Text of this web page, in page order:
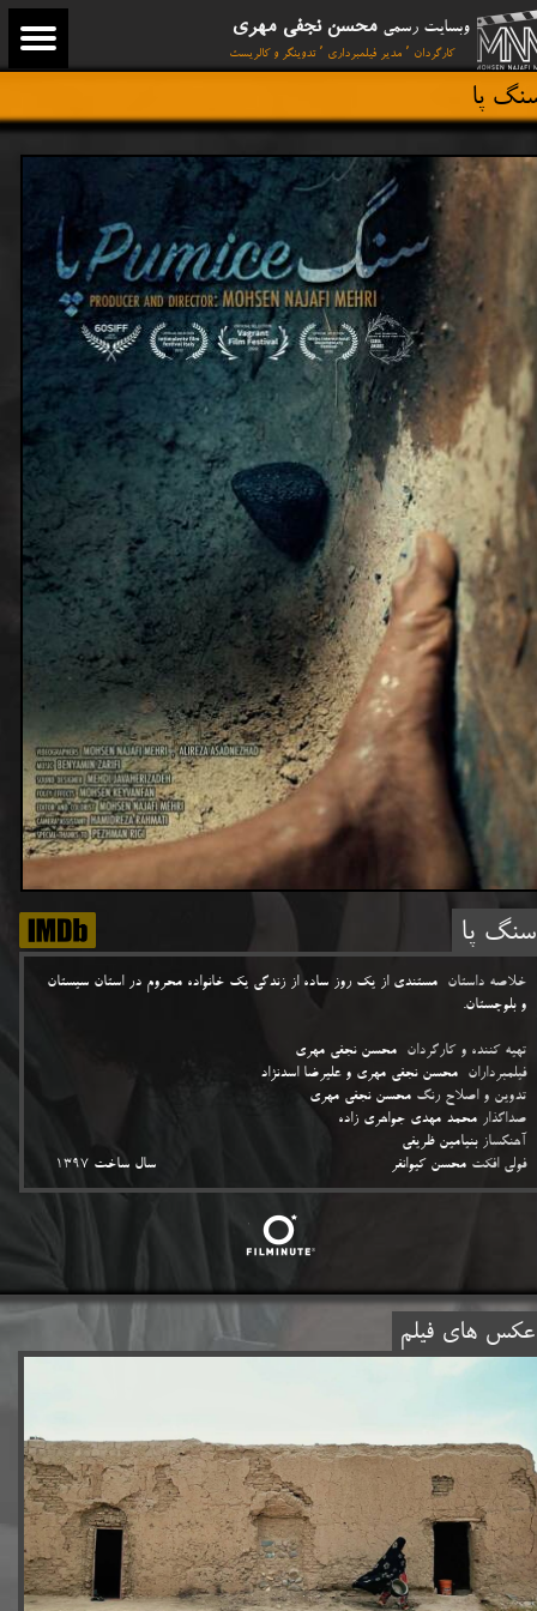
وبسایت رسمی محسن نجفی مهری
کارگردان ٬ مدیر فیلمبرداری ٬ تدوینگر و کالریست
پا
خلاصه داستان مستندی از یک روز ساده از زندگی یک خانواده محروم در استان سیستان
و بلوچستان.
تهیه کننده و کارگردان محسن نجفی مهری
فیلمبرداران محسن نجفی مهری و علیرضا اسدنژاد
تدوین و اصلاح رنگ محسن نجفی مهری
صداگذار محمد مهدی جواهری زاده
آهنگساز بنیامین ظریفی
فولی افکت محسن کیوانفر سال ساخت ۱۳۹۷
پا
های فیلم